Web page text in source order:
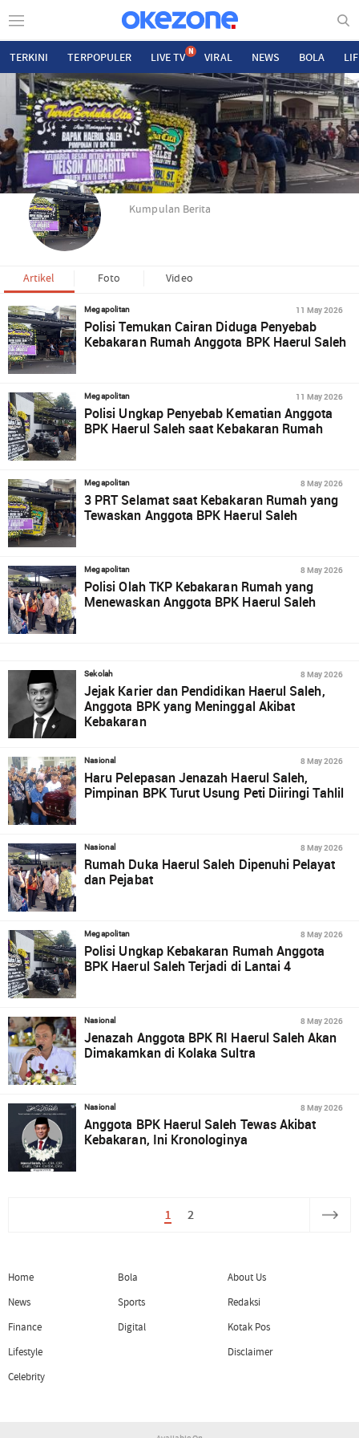
TERKINI TERPOPULER LIVE TV N VIRAL NEWS BOLA
Kumpulan Berita
Artikel Foto Video
Megapolitan 11 May 2026
Polisi Temukan Cairan Diduga Penyebab
Kebakaran Rumah Anggota BPK Haerul Saleh
Megapolitan 11 May 2026
Polisi Ungkap Penyebab Kematian Anggota
BPK Haerul Saleh saat Kebakaran Rumah
Megapolitan 8 May 2026
3 PRT Selamat saat Kebakaran Rumah yang
Tewaskan Anggota BPK Haerul Saleh
Megapolitan 8 May 2026
Polisi Olah TKP Kebakaran Rumah yang
Menewaskan Anggota BPK Haerul Saleh
Sekolah 8 May 2026
Jejak Karier dan Pendidikan Haerul Saleh,
Anggota BPK yang Meninggal Akibat
Kebakaran
Nasional 8 May 2026
Haru Pelepasan Jenazah Haerul Saleh,
Pimpinan BPK Turut Usung Peti Diiringi Tahlil
Nasional 8 May 2026
Rumah Duka Haerul Saleh Dipenuhi Pelayat
dan Pejabat
Megapolitan 8 May 2026
Polisi Ungkap Kebakaran Rumah Anggota
BPK Haerul Saleh Terjadi di Lantai 4
Nasional 8 May 2026
Jenazah Anggota BPK RI Haerul Saleh Akan
Dimakamkan di Kolaka Sultra
Nasional 8 May 2026
Anggota BPK Haerul Saleh Tewas Akibat
Kebakaran, Ini Kronologinya
1 2
Home
News
Finance
Lifestyle
Celebrity
Bola
Sports
Digital
About Us
Redaksi
Kotak Pos
Disclaimer